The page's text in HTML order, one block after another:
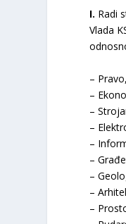
I. Radi
Vlada
– Pravo,
–
–
–
–
–
–
–
–